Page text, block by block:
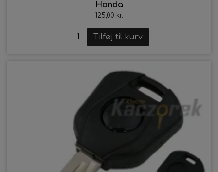
Honda
125,00 kr.
Tilføj til kurv